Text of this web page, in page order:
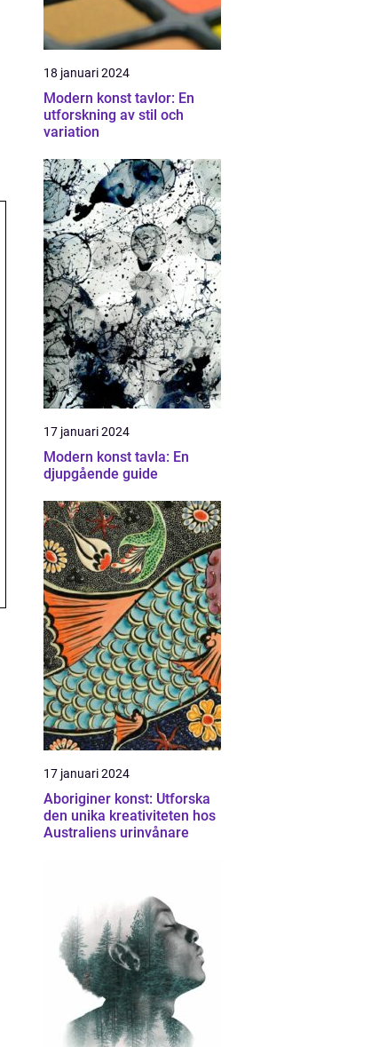
18 januari 2024
Modern konst tavlor: En
utforskning av stil och
variation
17 januari 2024
Modern konst tavla: En
djupgående guide
17 januari 2024
Aboriginer konst: Utforska
den unika kreativiteten hos
Australiens urinvånare